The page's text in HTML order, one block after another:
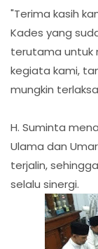
"Terima kasih
Kades yang
terutama untuk
kegiata kami,
mungkin
H. Suminta
Ulama dan
terjalin,
selalu sinergi.